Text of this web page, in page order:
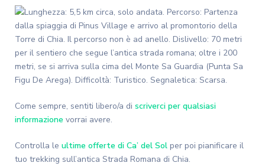
Come sempre, sentiti libero/a di scriverci per qualsiasi
informazione vorrai avere.
Controlla le ultime offerte di Ca’ del Sol per poi pianificare il
tuo trekking sull’antica Strada Romana di Chia.